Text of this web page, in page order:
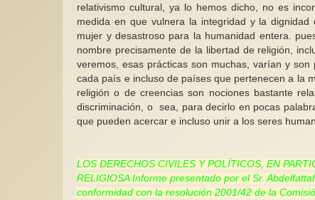
relativismo cultural, ya lo hemos dicho, no es
medida en que vulnera la integridad y la
mujer y desastroso para la humanidad entera.
nombre precisamente de la libertad de religión,
veremos, esas prácticas son muchas, varían y
cada país e incluso de países que pertenecen a la
religión o de creencias son nociones bastante
discriminación, o sea, para decirlo en pocas
que pueden acercar e incluso unir a los seres
LOS DERECHOS CIVILES Y POLÍTICOS, EN
RELIGIOSA Informe presentado por el Sr.
conformidad con la resolución 2001/42 de la